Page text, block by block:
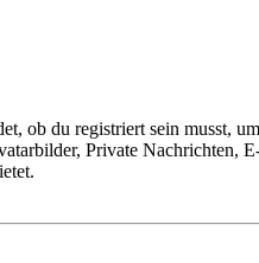
du registriert sein musst,
Private Nachrichten,